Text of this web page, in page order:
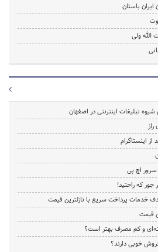
ایران باستان
الله ولی
تبلیغات اینترنتی در اصفهان
اینستاگرام
جور که راحتید!
خدمات پرداخت سریع با نازلترین قیمت
قیمت
و کم مصرف بهتر است؟
خوبی دارند؟